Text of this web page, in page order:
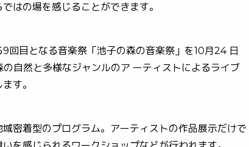
はの場を感じることができます。
回目となる音楽祭「池子の森の音楽祭」を10月24 日
自然と多様なジャンルのア ーティストによるライブ
す。
密着型のプログラム。アーティストの作品展示だけで